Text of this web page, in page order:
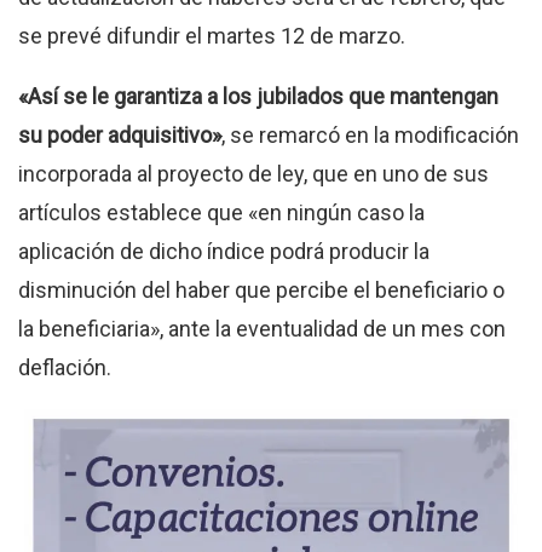
se prevé difundir el martes 12 de marzo.
«Así se le garantiza a los jubilados que mantengan
su poder adquisitivo», se remarcó en la modificación
incorporada al proyecto de ley, que en uno de sus
artículos establece que «en ningún caso la
aplicación de dicho índice podrá producir la
disminución del haber que percibe el beneficiario o
la beneficiaria», ante la eventualidad de un mes con
deflación.